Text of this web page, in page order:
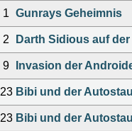
1 Gunrays Geheimnis
2 Darth Sidious auf
9 Invasion der
23 Bibi und der
23 Bibi und der